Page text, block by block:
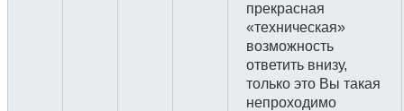
прекрасная
«техническая»
возможность
ответить внизу,
только это Вы такая
непроходимо